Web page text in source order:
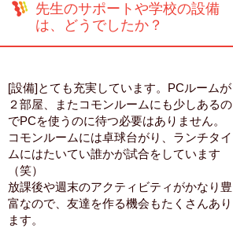
先生のサポートや学校の設備
は、どうでしたか？
[設備]とても充実しています。PCルームが
２部屋、またコモンルームにも少しあるの
でPCを使うのに待つ必要はありません。
コモンルームには卓球台がり、ランチタイ
ムにはたいてい誰かが試合をしています
（笑）
放課後や週末のアクティビティがかなり豊
富なので、友達を作る機会もたくさんあり
ます。